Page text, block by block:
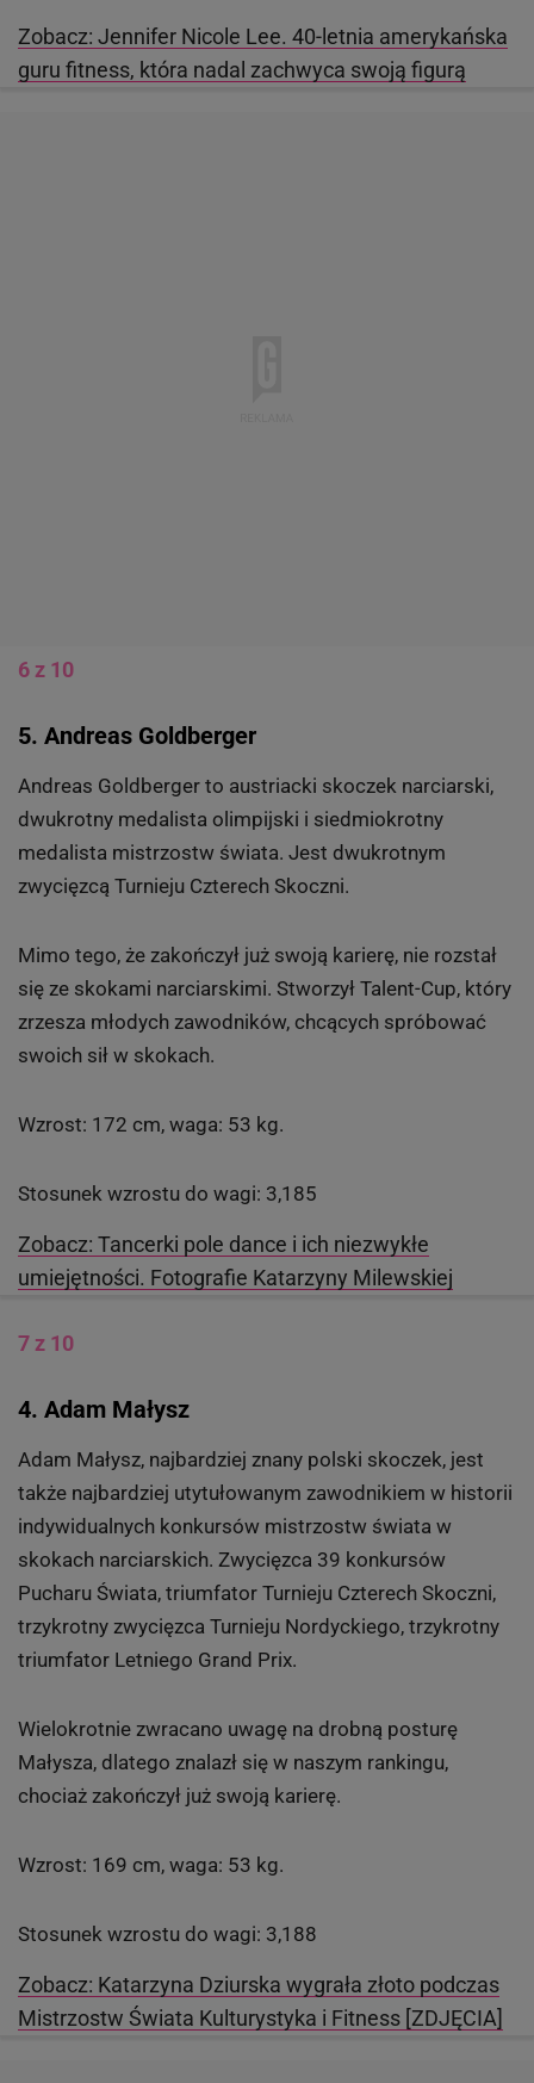
Zobacz: Jennifer Nicole Lee. 40-letnia amerykańska
guru fitness, która nadal zachwyca swoją figurą
6 z 10
5. Andreas Goldberger
Andreas Goldberger to austriacki skoczek narciarski,
dwukrotny medalista olimpijski i siedmiokrotny
medalista mistrzostw świata. Jest dwukrotnym
zwycięzcą Turnieju Czterech Skoczni.
Mimo tego, że zakończył już swoją karierę, nie rozstał
się ze skokami narciarskimi. Stworzył Talent-Cup, który
zrzesza młodych zawodników, chcących spróbować
swoich sił w skokach.
Wzrost: 172 cm, waga: 53 kg.
Stosunek wzrostu do wagi: 3,185
Zobacz: Tancerki pole dance i ich niezwykłe
umiejętności. Fotografie Katarzyny Milewskiej
7 z 10
4. Adam Małysz
Adam Małysz, najbardziej znany polski skoczek, jest
także najbardziej utytułowanym zawodnikiem w historii
indywidualnych konkursów mistrzostw świata w
skokach narciarskich. Zwycięzca 39 konkursów
Pucharu Świata, triumfator Turnieju Czterech Skoczni,
trzykrotny zwycięzca Turnieju Nordyckiego, trzykrotny
triumfator Letniego Grand Prix.
Wielokrotnie zwracano uwagę na drobną posturę
Małysza, dlatego znalazł się w naszym rankingu,
chociaż zakończył już swoją karierę.
Wzrost: 169 cm, waga: 53 kg.
Stosunek wzrostu do wagi: 3,188
Zobacz: Katarzyna Dziurska wygrała złoto podczas
Mistrzostw Świata Kulturystyka i Fitness [ZDJĘCIA]